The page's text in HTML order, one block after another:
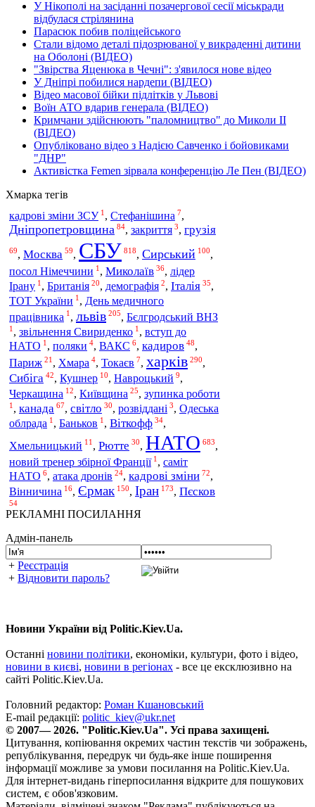
У Нікополі на засіданні позачергової сесії міськради
відбулася стрілянина
Парасюк побив поліцейського
Стали відомо деталі підозрюваної у викраденні дитини
на Оболоні (ВІДЕО)
"Звірства Яценюка в Чечні": з'явилося нове відео
У Дніпрі побилися нардепи (ВІДЕО)
Відео масової бійки підлітків у Львові
Воїн АТО вдарив генерала (ВІДЕО)
Кримчани здійснюють "паломництво" до Миколи ІІ
(ВІДЕО)
Опубліковано відео з Надією Савченко і бойовиками
"ДНР"
Активістка Femen зірвала конференцію Ле Пен (ВІДЕО)
Хмарка тегів
кадрові зміни ЗСУ 1 , Стефанішина 7,
Дніпропетровщина 84, закриття 3, грузія
69, Москва 59, СБУ 818, Сирський 100,
посол Німеччини 1 , Миколаїв 36, лідер
Ірану 1 , Британія 20, демографія 2, Італія 35,
ТОТ України 1 , День медичного
працівника 1 , львів 205, Бєлгродський ВНЗ
1 , звільнення Свириденко 1 , вступ до
НАТО 1 , поляки 4, ВАКС 6, кадиров 48,
Париж 21 , Хмара 4, Токаєв 7, харків 290,
Сибіга 42, Кушнер 10, Навроцький 9,
Черкащина 12, Київщина 25, зупинка роботи
1 , канада 67, світло 30, розвіддані 3, Одеська
облрада 1 , Баньков 1 , Віткофф 34,
Хмельницький 11 , Рютте 30, НАТО 683,
новий тренер збірної Франції 1 , саміт
НАТО 6, атака дронів 24, кадрові зміни 72,
Вінничина 16, Єрмак 150, Іран 173, Пєсков
54
РЕКЛАМНІ ПОСИЛАННЯ
Адмін-панель
+ Реєстрація
+ Відновити пароль?
Новини України від Politic.Kiev.Ua.
Останні новини політики, економіки, культури, фото і відео,
новини в києві, новини в регіонах - все це ексклюзивно на
сайті Politic.Kiev.Ua.
Головний редактор: Роман Кшановський
E-mail редакції: politic_kiev@ukr.net
© 2007— 2026. "Politic.Kiev.Ua". Усі права захищені.
Цитування, копіювання окремих частин текстів чи зображень,
републікування, передрук чи будь-яке інше поширення
інформації можливе за умови посилання на Politic.Kiev.Ua.
Для інтернет-видань гіперпосилання відкрите для пошукових
систем, є обов'язковим.